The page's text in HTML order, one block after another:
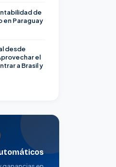
de
en Paraguay
desde
el
a Brasil y